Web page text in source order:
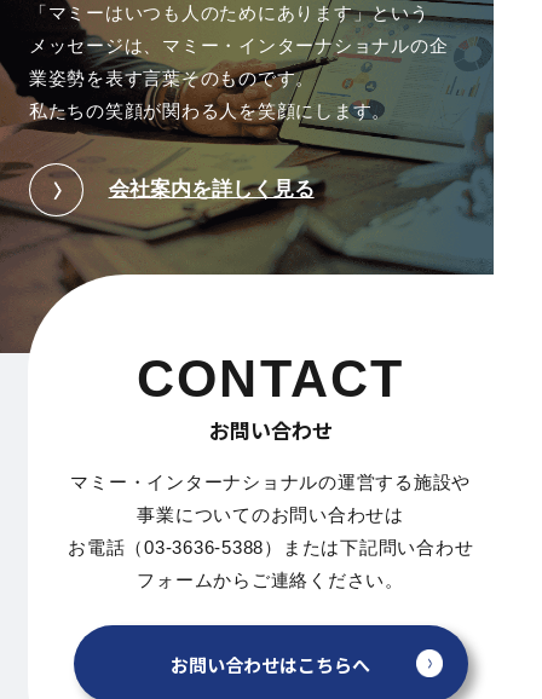
「マミーはいつも人のためにあります」という
メッセージは、 マミー・インターナショナルの企
業姿勢を表す言葉そのものです。
私たちの笑顔が関わる人を笑顔にします。
会社案内を詳しく見る
CONTACT
お問い合わせ
マミー・インターナショナルの運営する施設や
事業についてのお問い合わせは
お電話（03-3636-5388）または下記問い合わせ
フォームからご連絡ください。
お問い合わせはこちらへ